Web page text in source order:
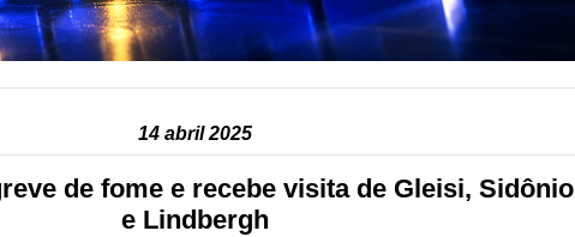
14 abril 2025
de fome e recebe visita de Gleisi, Sidônio
e Lindbergh